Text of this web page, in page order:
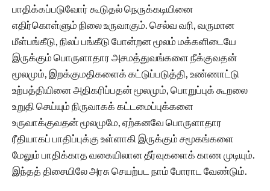
பாதிக்கப்படுவோர் கூடுதல் நெருக்கடியினை
எதிர்கொள்ளும் நிலை உருவாகும். செல்வ வரி, வருமான
மீள்பங்கீடு, நிலப் பங்கீடு போன்றன‌ மூலம் மக்களிடையே
இருக்கும் பொருளாதார அசமத்துவங்களை நீக்குவதன்
மூலமும், இறக்குமதிகளைக் கட்டுப்படுத்தி, உண்ணாட்டு
உற்பத்தியினை அதிகரிப்பதன் மூலமும், பொறுப்புக் கூறலை
உறுதி செய்யும் நிருவாகக் கட்டமைப்புக்களை
உருவாக்குவதன் மூலமுமே, ஏற்கனவே பொருளாதார
ரீதியாகப் பாதிப்புக்கு உள்ளாகி இருக்கும் சமூகங்களை
மேலும் பாதிக்காத வகையிலான தீர்வுகளைக் காண முடியும்.
இந்தத் திசையிலே அரசு செயற்பட‌ நாம் போராட வேண்டும்.